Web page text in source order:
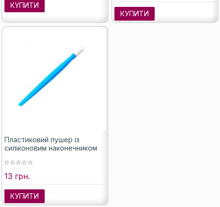
КУПИТИ
КУПИТИ
Пластиковий пушер із
силіконовим наконечником
13 грн.
КУПИТИ